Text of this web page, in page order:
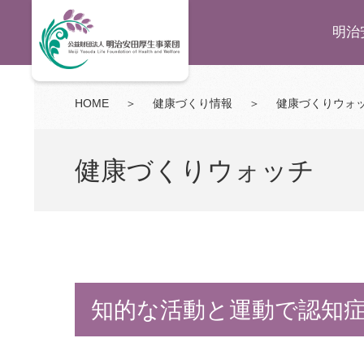
明治
HOME ＞ 健康づくり情報 ＞ 健康づくりウォ
健康づくりウォッチ
知的な活動と運動で認知